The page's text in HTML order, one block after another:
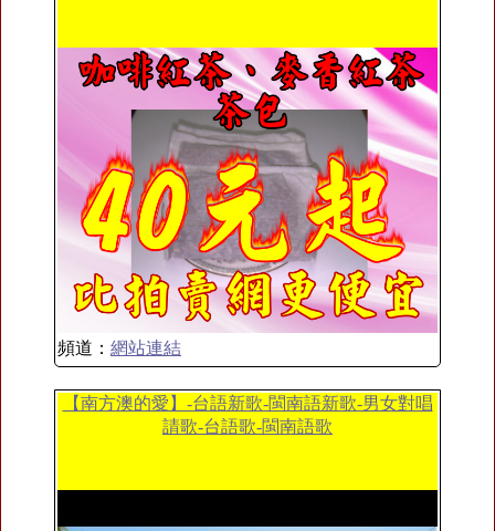
頻道： 網站連結
【南方澳的愛】-台語新歌-閩南語新歌-男女對唱
請歌-台語歌-閩南語歌